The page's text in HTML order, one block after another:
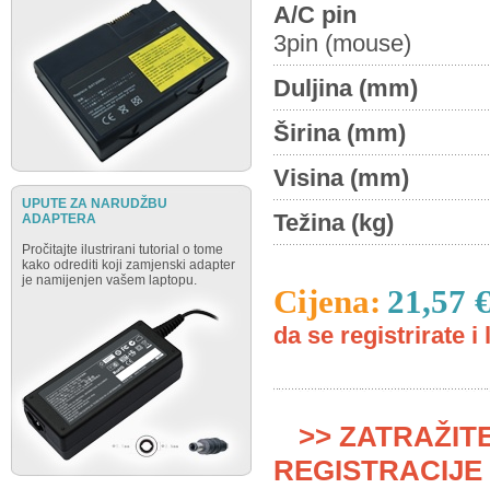
UPUTE ZA NARUDŽBU
ADAPTERA
Pročitajte ilustrirani tutorial o tome
kako odrediti koji zamjenski adapter
je namijenjen vašem laptopu.
A/C pin
3pin (mouse)
Duljina (mm)
Širina (mm)
Visina (mm)
Težina (kg)
Cijena: 21,57
da se registrirate i
>>